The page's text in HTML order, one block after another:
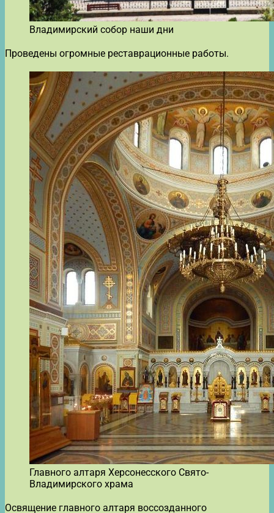
Владимирский собор наши дни
Проведены огромные реставрационные работы.
Главного алтаря Херсонесского Свято-
Владимирского храма
Освящение главного алтаря воссозданного